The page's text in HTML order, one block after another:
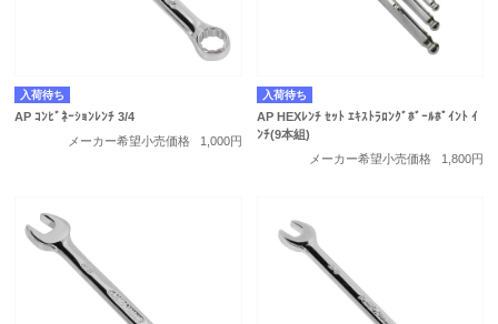
入荷待ち
AP ｺﾝﾋﾞﾈｰｼｮﾝﾚﾝﾁ 3/4
メーカー希望小売価格
1,000円
入荷待ち
AP HEXﾚﾝﾁ ｾｯﾄ ｴｷｽﾄﾗﾛﾝｸﾞﾎﾞｰﾙﾎﾟｲﾝﾄ ｲ
ﾝﾁ(9本組)
メーカー希望小売価格
1,800円